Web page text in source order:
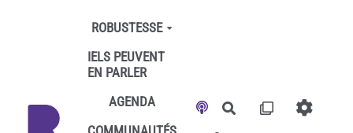
Aller au contenu principal
ROBUSTESSE
IELS PEUVENT
EN PARLER
AGENDA
Rechercher